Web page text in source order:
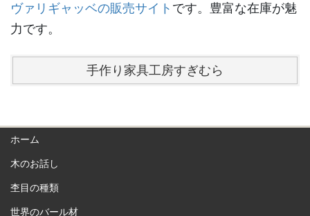
ヴァリギャッベの販売サイト です。豊富な在庫が魅
力です。
手作り家具工房すぎむら
ホーム
木のお話し
杢目の種類
世界のバール材